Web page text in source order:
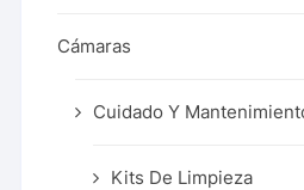
Cámaras
Cuidado Y
Kits De Limpieza